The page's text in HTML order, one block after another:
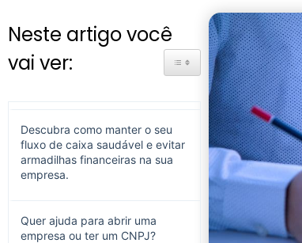
Neste artigo você
vai ver:
Toggle Table of Content
Descubra como manter o seu
fluxo de caixa saudável e evitar
armadilhas financeiras na sua
empresa.
Quer ajuda para abrir uma
empresa ou ter um CNPJ?